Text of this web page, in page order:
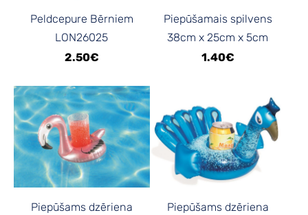
Peldcepure Bērniem
LON26025
2.50€
Piepūšamais spilvens
38cm x 25cm x 5cm
1.40€
Piepūšams dzēriena
Piepūšams dzēriena